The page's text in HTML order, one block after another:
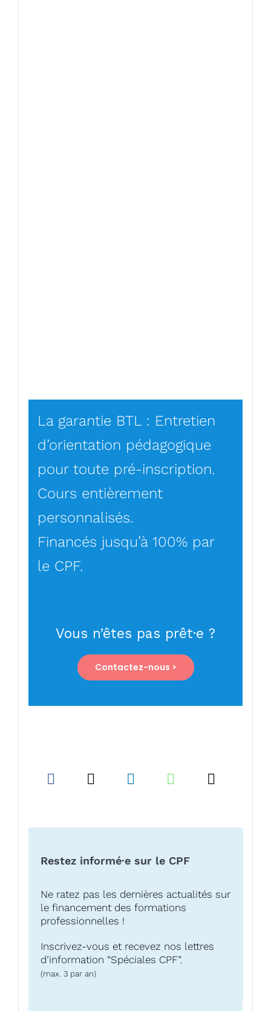
La garantie BTL : Entretien
d’orientation pédagogique
pour toute pré-inscription.
Cours entièrement
personnalisés.
Financés jusqu’à 100% par
le CPF.
Vous n’êtes pas prêt·e ?
Contactez-nous >
Restez informé·e sur le CPF
Ne ratez pas les dernières actualités sur
le financement des formations
professionnelles !
Inscrivez-vous et recevez nos lettres
d’information “Spéciales CPF”.
(max. 3 par an)